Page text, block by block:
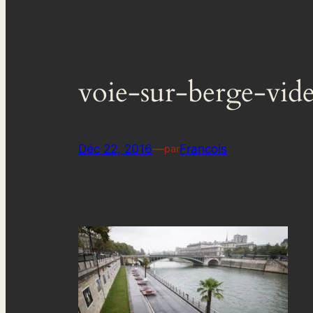
voie-sur-berge-
Déc 22, 2016—parFrancois